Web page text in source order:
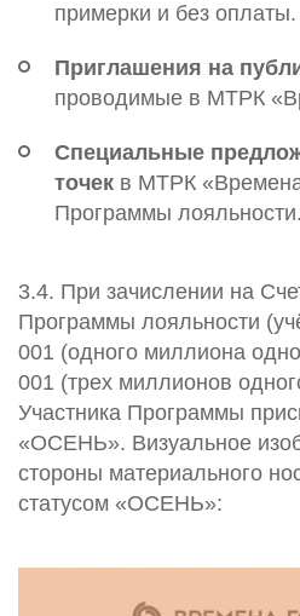
примерки и без оплаты.
Приглашения на
проводимые в МТРК
Специальные
точек в МТРК
Программы лояльности.
3.4. При зачислении на
Программы лояльности
001 (одного миллиона
001 (трех миллионов
Участника Программы
«ОСЕНЬ». Визуальное
стороны материального
статусом «ОСЕНЬ»: